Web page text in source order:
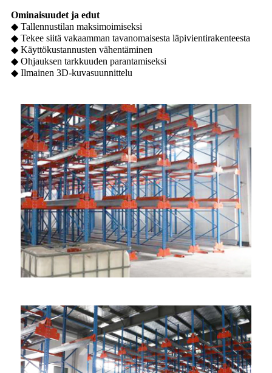
Ominaisuudet ja edut
◆ Tallennustilan maksimoimiseksi
◆ Tekee siitä vakaamman tavanomaisesta läpivientirakenteesta
◆ Käyttökustannusten vähentäminen
◆ Ohjauksen tarkkuuden parantamiseksi
◆ Ilmainen 3D-kuvasuunnittelu